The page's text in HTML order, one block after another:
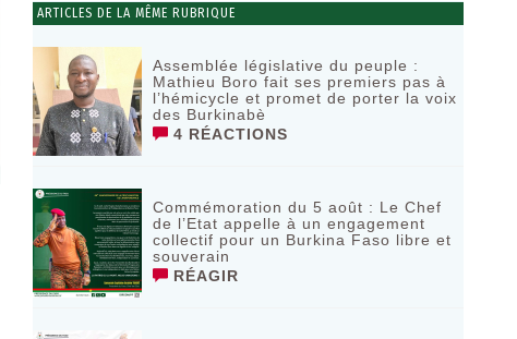
ARTICLES DE LA MÊME RUBRIQUE
Assemblée législative du peuple :
Mathieu Boro fait ses premiers pas à
l’hémicycle et promet de porter la voix
des Burkinabè
4 RÉACTIONS
Commémoration du 5 août : Le Chef
de l’Etat appelle à un engagement
collectif pour un Burkina Faso libre et
souverain
RÉAGIR